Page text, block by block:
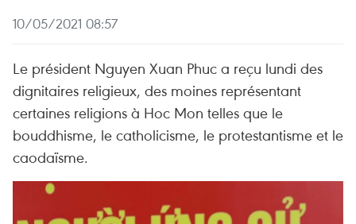
10/05/2021 08:57
Le président Nguyen Xuan Phuc a reçu lundi des
dignitaires religieux, des moines représentant
certaines religions à Hoc Mon telles que le
bouddhisme, le catholicisme, le protestantisme et le
caodaïsme.